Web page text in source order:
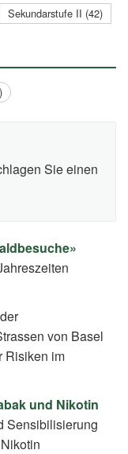
von Basel
Risiken im
und Nikotin
Sensibilisierung
Sekundarstufe II (42)
Sie einen